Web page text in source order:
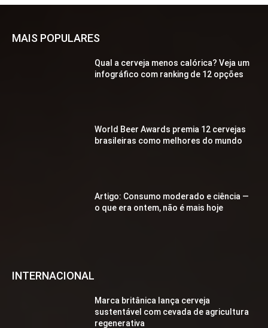
MAIS POPULARES
Qual a cerveja menos calórica? Veja um
infográfico com ranking de 12 opções
World Beer Awards premia 12 cervejas
brasileiras como melhores do mundo
Artigo: Consumo moderado e ciência —
o que era ontem, não é mais hoje
INTERNACIONAL
Marca britânica lança cerveja
sustentável com cevada de agricultura
regenerativa